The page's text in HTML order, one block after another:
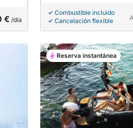
€ /día
Combustible incluido
Cancelación flexible
Reserva instantánea